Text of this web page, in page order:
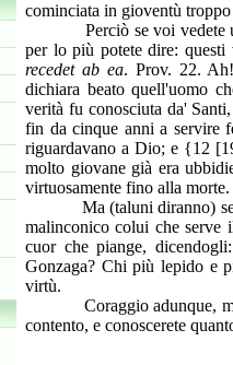
cominciata in gioventù
Perciò se voi vedete
per lo più potete dire:
recedet ab ea. Prov. 22.
dichiara beato quell'uomo
verità fu conosciuta da'
fin da cinque anni a servire
riguardavano a Dio; e {12
molto giovane già era
virtuosamente fino alla morte.
Ma (taluni diranno) se
malinconico colui che serve
cuor che piange,
Gonzaga? Chi più lepido e
virtù.
Coraggio adunque, miei
contento, e conoscerete